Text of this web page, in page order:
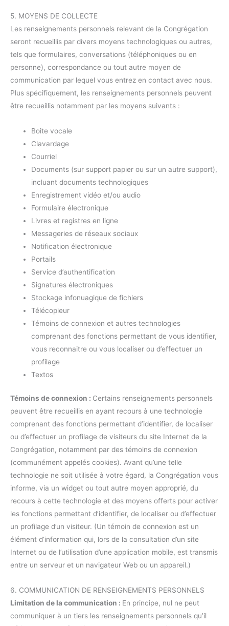
5. MOYENS DE COLLECTE
Les renseignements personnels relevant de la Congrégation
seront recueillis par divers moyens technologiques ou autres,
tels que formulaires, conversations (téléphoniques ou en
personne), correspondance ou tout autre moyen de
communication par lequel vous entrez en contact avec nous.
Plus spécifiquement, les renseignements personnels peuvent
être recueillis notamment par les moyens suivants :
Boite vocale
Clavardage
Courriel
Documents (sur support papier ou sur un autre support),
incluant documents technologiques
Enregistrement vidéo et/ou audio
Formulaire électronique
Livres et registres en ligne
Messageries de réseaux sociaux
Notification électronique
Portails
Service d’authentification
Signatures électroniques
Stockage infonuagique de fichiers
Télécopieur
Témoins de connexion et autres technologies
comprenant des fonctions permettant de vous identifier,
vous reconnaitre ou vous localiser ou d’effectuer un
profilage
Textos
Témoins de connexion : Certains renseignements personnels
peuvent être recueillis en ayant recours à une technologie
comprenant des fonctions permettant d’identifier, de localiser
ou d’effectuer un profilage de visiteurs du site Internet de la
Congrégation, notamment par des témoins de connexion
(communément appelés cookies). Avant qu’une telle
technologie ne soit utilisée à votre égard, la Congrégation vous
informe, via un widget ou tout autre moyen approprié, du
recours à cette technologie et des moyens offerts pour activer
les fonctions permettant d’identifier, de localiser ou d’effectuer
un profilage d’un visiteur. (Un témoin de connexion est un
élément d’information qui, lors de la consultation d’un site
Internet ou de l’utilisation d’une application mobile, est transmis
entre un serveur et un navigateur Web ou un appareil.)
6. COMMUNICATION DE RENSEIGNEMENTS PERSONNELS
Limitation de la communication : En principe, nul ne peut
communiquer à un tiers les renseignements personnels qu’il